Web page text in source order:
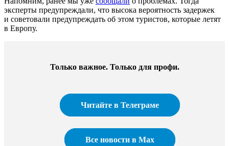
эксперты предупреждали, что высока вероятность задержек
и советовали предупреждать об этом туристов, которые летят
в Европу.
Только важное. Только для профи.​
Читайте в Телеграме
Все новости в Max